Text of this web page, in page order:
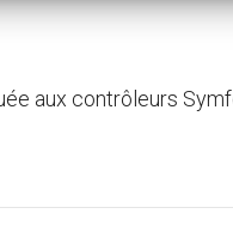
aux contrôleurs